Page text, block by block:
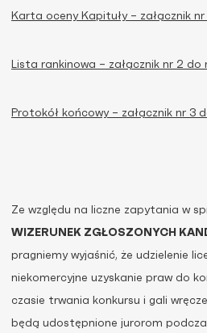
Karta oceny Kapituły – załącznik
Lista rankinowa – załącznik nr 2 do
Protokół końcowy – załącznik nr 3
Ze względu na liczne zapytania w
WIZERUNEK ZGŁOSZONYCH
pragniemy wyjaśnić, że udzielenie
niekomercyjne uzyskanie praw do
czasie trwania konkursu i gali
będą udostępnione jurorom